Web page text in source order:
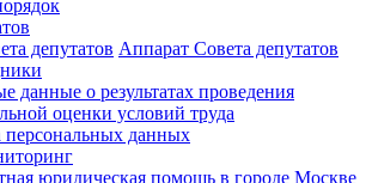
депутатов Аппарат Совета депутатов
данные о результатах проведения
оценки условий труда
персональных данных
юридическая помощь в городе Москве